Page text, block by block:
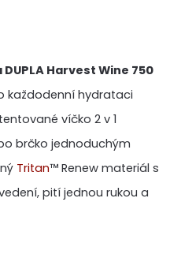
Harvest Wine 750
každodenní hydrataci
víčko 2 v 1
brčko jednoduchým
Tritan™ Renew materiál s
pití jednou rukou a